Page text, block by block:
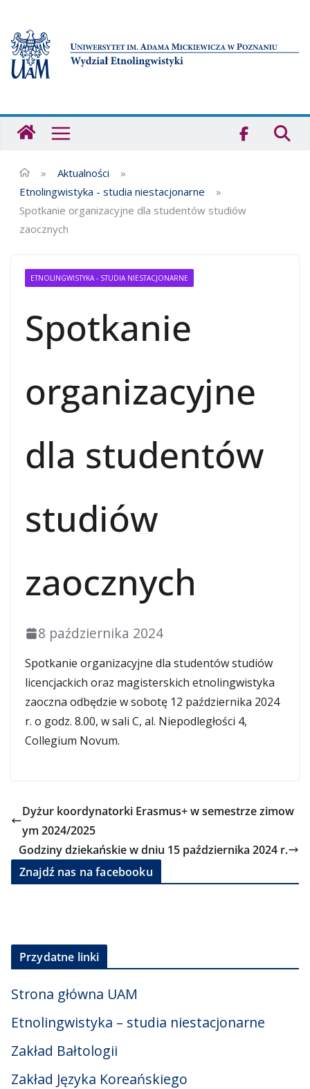
treści
UAM
» Aktualności
»
Etnolingwistyka - studia niestacjonarne
»
Spotkanie organizacyjne dla studentów studiów
zaocznych
ETNOLINGWISTYKA - STUDIA NIESTACJONARNE
Spotkanie
organizacyjne
dla studentów
studiów
zaocznych
8 października 2024
Spotkanie organizacyjne dla studentów studiów
licencjackich oraz magisterskich etnolingwistyka
zaoczna odbędzie w sobotę 12 października 2024
r. o godz. 8.00, w sali C, al. Niepodległości 4,
Collegium Novum.
Dyżur koordynatorki Erasmus+ w semestrze zimow
ym 2024/2025
Godziny dziekańskie w dniu 15 października 2024 r.
Znajdź nas na facebooku
Przydatne linki
Strona główna UAM
Etnolingwistyka – studia niestacjonarne
Zakład Bałtologii
Zakład Języka Koreańskiego